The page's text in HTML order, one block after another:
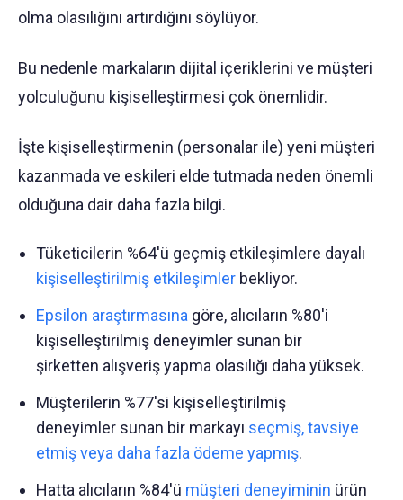
olma olasılığını artırdığını söylüyor.
Bu nedenle markaların dijital içeriklerini ve müşteri
yolculuğunu kişiselleştirmesi çok önemlidir.
İşte kişiselleştirmenin (personalar ile) yeni müşteri
kazanmada ve eskileri elde tutmada neden önemli
olduğuna dair daha fazla bilgi.
Tüketicilerin %64'ü geçmiş etkileşimlere dayalı
kişiselleştirilmiş etkileşimler bekliyor.
Epsilon araştırmasına göre, alıcıların %80'i
kişiselleştirilmiş deneyimler sunan bir
şirketten alışveriş yapma olasılığı daha yüksek.
Müşterilerin %77'si kişiselleştirilmiş
deneyimler sunan bir markayı seçmiş, tavsiye
etmiş veya daha fazla ödeme yapmış.
Hatta alıcıların %84'ü müşteri deneyiminin ürün